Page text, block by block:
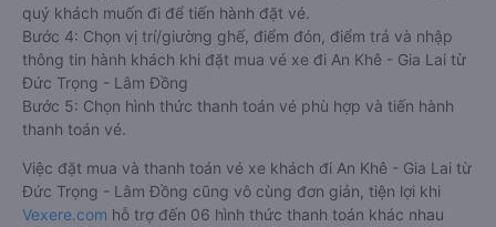
quý khách muốn đi để tiến hành đặt vé.
Bước 4: Chọn vị trí/giường ghế, điểm đón, điểm trả và nhập
thông tin hành khách khi đặt mua vé xe đi An Khê - Gia Lai từ
Đức Trọng - Lâm Đồng
Bước 5: Chọn hình thức thanh toán vé phù hợp và tiến hành
thanh toán vé.
Việc đặt mua và thanh toán vé xe khách đi An Khê - Gia Lai từ
Đức Trọng - Lâm Đồng cũng vô cùng đơn giản, tiện lợi khi
Vexere.com hỗ trợ đến 06 hình thức thanh toán khác nhau